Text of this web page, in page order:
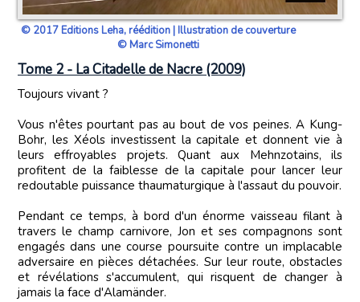
© 2017 Editions Leha, réédition | Illustration de couverture
© Marc Simonetti
Tome 2 - La Citadelle de Nacre (2009)
Toujours vivant ?
Vous n'êtes pourtant pas au bout de vos peines. A Kung-
Bohr, les Xéols investissent la capitale et donnent vie à
leurs effroyables projets. Quant aux Mehnzotains, ils
profitent de la faiblesse de la capitale pour lancer leur
redoutable puissance thaumaturgique à l'assaut du pouvoir.
Pendant ce temps, à bord d'un énorme vaisseau filant à
travers le champ carnivore, Jon et ses compagnons sont
engagés dans une course poursuite contre un implacable
adversaire en pièces détachées. Sur leur route, obstacles
et révélations s'accumulent, qui risquent de changer à
jamais la face d'Alamänder.